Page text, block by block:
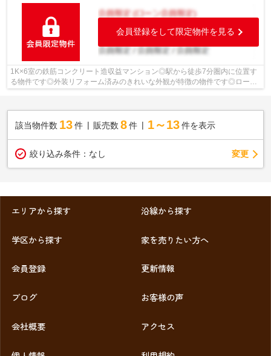
会員登録をして限定物件を見る
1K×6室の鉄筋コンクリート造収益マンション◎駅から徒歩7分圏内に位置す
る物件です◎外装リフォーム済みのきれいな外観が特徴の物件です◎ローソ
ン 山科大塚店まで377mと近場にコンビニが...
該当物件数 13件 販売数 8 件 1～13 件を表示
絞り込み条件： なし 変更
エリアから探す 沿線から探す
学区から探す 家を売りたい方へ
会員登録 更新情報
ブログ お客様の声
会社概要 アクセス